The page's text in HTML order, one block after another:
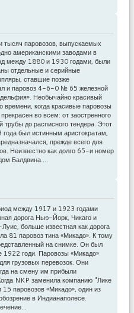
тысяч паровозов, выпускаемых
американскими заводами в
между 1880 и 1930 годами, были
отдельные и серийные
ставшие позже
и паровоз 4-6-0 № 65 железной
Необычайно красивый
времени, когда красивые паровозы
во всем: от заостренного
до расписного тендера. Этот
был истинным аристократам,
прежде всего для
Неизвестно как долго 65-и номер
Балдвина.…
между 1917 и 1923 годами
дорога Нью-Йорк, Чикаго и
больше известная как дорога
81 паровоз тина «Микадо». К тому
на снимке. Он был
1922 годи. Паровозы «Микадо»
грузовых перевозок. Они
на смену им прибыли
NKP заменила компанию "Лике
паровозов «Микадо», один из
в Индианаполесе.